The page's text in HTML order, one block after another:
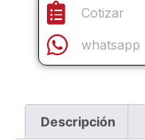
Cotizar
whatsapp
Descripción